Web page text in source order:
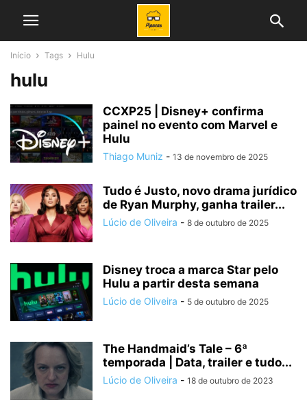
Início Tags Hulu
hulu
CCXP25 | Disney+ confirma
painel no evento com Marvel e
Hulu
Thiago Muniz - 13 de novembro de 2025
Tudo é Justo, novo drama jurídico
de Ryan Murphy, ganha trailer...
Lúcio de Oliveira - 8 de outubro de 2025
Disney troca a marca Star pelo
Hulu a partir desta semana
Lúcio de Oliveira - 5 de outubro de 2025
The Handmaid’s Tale – 6ª
temporada | Data, trailer e tudo...
Lúcio de Oliveira - 18 de outubro de 2023